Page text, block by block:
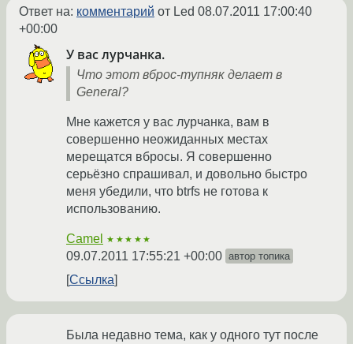
Ответ на: комментарий от Led 08.07.2011 17:00:40
+00:00
У вас лурчанка.
Что этот вброс-тупняк делает в
General?
Мне кажется у вас лурчанка, вам в
совершенно неожиданных местах
мерещатся вбросы. Я совершенно
серьёзно спрашивал, и довольно быстро
меня убедили, что btrfs не готова к
использованию.
Camel ★★★★★
09.07.2011 17:55:21 +00:00 автор топика
Ссылка
Была недавно тема, как у одного тут после